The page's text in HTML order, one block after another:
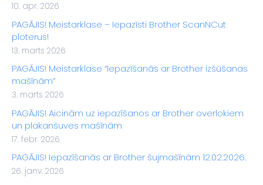
10. apr. 2026
PAGĀJIS! Meistarklase – Iepazīsti Brother ScanNCut
ploterus!
13. marts 2026
PAGĀJIS! Meistarklase “Iepazīšanās ar Brother izšūšanas
mašīnām”
3. marts 2026
PAGĀJIS! Aicinām uz iepazīšanos ar Brother overlokiem
un plakanšuves mašīnām
17. febr. 2026
PAGĀJIS! Iepazīšanās ar Brother šujmašīnām 12.02.2026.
26. janv. 2026